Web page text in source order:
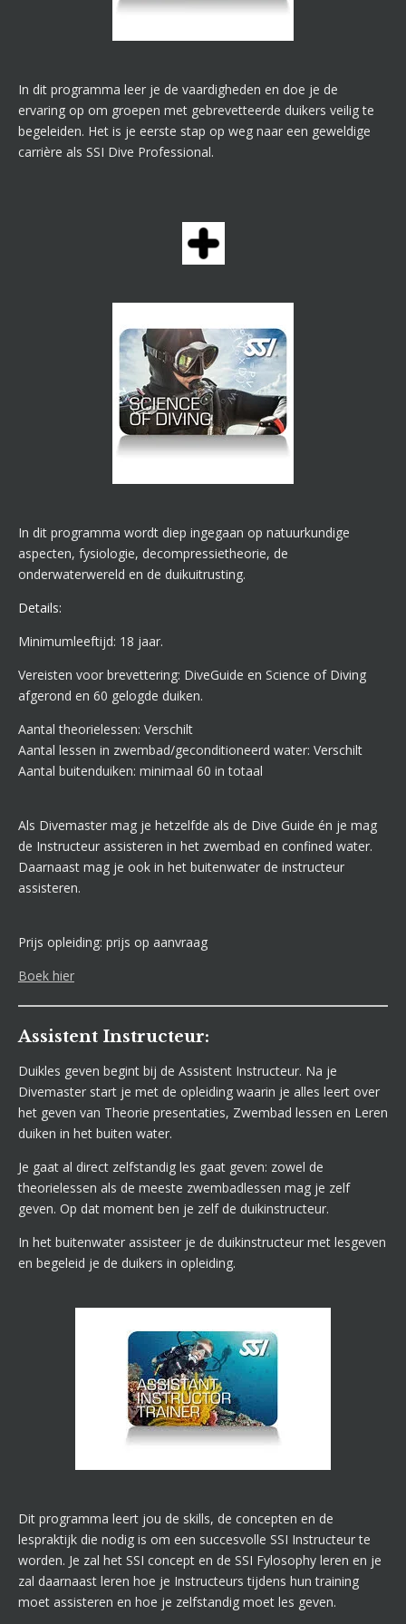
In dit programma leer je de vaardigheden en doe je de
ervaring op om groepen met gebrevetteerde duikers veilig te
begeleiden. Het is je eerste stap op weg naar een geweldige
carrière als SSI Dive Professional.
In dit programma wordt diep ingegaan op natuurkundige
aspecten, fysiologie, decompressietheorie, de
onderwaterwereld en de duikuitrusting.
Details:
Minimumleeftijd: 18 jaar.
Vereisten voor brevettering: DiveGuide en Science of Diving
afgerond en 60 gelogde duiken.
Aantal theorielessen: Verschilt
Aantal lessen in zwembad/geconditioneerd water: Verschilt
Aantal buitenduiken: minimaal 60 in totaal
Als Divemaster mag je hetzelfde als de Dive Guide én je mag
de Instructeur assisteren in het zwembad en confined water.
Daarnaast mag je ook in het buitenwater de instructeur
assisteren.
Prijs opleiding: prijs op aanvraag
Boek hier
Assistent Instructeur:
Duikles geven begint bij de Assistent Instructeur. Na je
Divemaster start je met de opleiding waarin je alles leert over
het geven van Theorie presentaties, Zwembad lessen en Leren
duiken in het buiten water.
Je gaat al direct zelfstandig les gaat geven: zowel de
theorielessen als de meeste zwembadlessen mag je zelf
geven. Op dat moment ben je zelf de duikinstructeur.
In het buitenwater assisteer je de duikinstructeur met lesgeven
en begeleid je de duikers in opleiding.
Dit programma leert jou de skills, de concepten en de
lespraktijk die nodig is om een succesvolle SSI Instructeur te
worden. Je zal het SSI concept en de SSI Fylosophy leren en je
zal daarnaast leren hoe je Instructeurs tijdens hun training
moet assisteren en hoe je zelfstandig moet les geven.